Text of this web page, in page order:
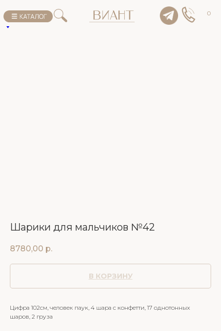
0
Шарики для мальчиков №42
8780,00 р.
В КОРЗИНУ
Цифра 102см, человек паук, 4 шара с конфетти, 17 однотонных
шаров, 2 груза